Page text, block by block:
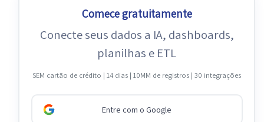
Comece gratuitamente
Conecte seus dados a IA, dashboards,
planilhas e ETL
SEM cartão de crédito | 14 dias | 10MM de registros | 30 integrações
Entre com o Google